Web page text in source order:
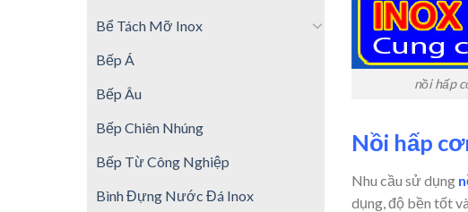
Bể Tách Mỡ Inox
Bếp Á
Bếp Âu
Bếp Chiên Nhúng
Bếp Từ Công Nghiệp
Bình Đựng Nước Đá Inox
nồi hấp
Nồi hấp
Nhu cầu sử dụng
dụng, độ bền tốt